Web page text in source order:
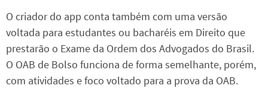
O criador do app conta também com uma versão
voltada para estudantes ou bacharéis em Direito que
prestarão o Exame da Ordem dos Advogados do Brasil.
O OAB de Bolso funciona de forma semelhante, porém,
com atividades e foco voltado para a prova da OAB.